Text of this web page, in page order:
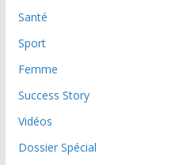
Santé
Sport
Femme
Success Story
Vidéos
Dossier Spécial